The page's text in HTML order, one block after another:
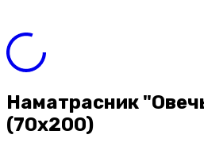
Наматрасник
(70х200)